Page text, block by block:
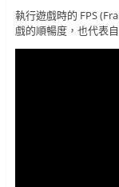
執行遊戲時的 FPS
戲的順暢度，也代表